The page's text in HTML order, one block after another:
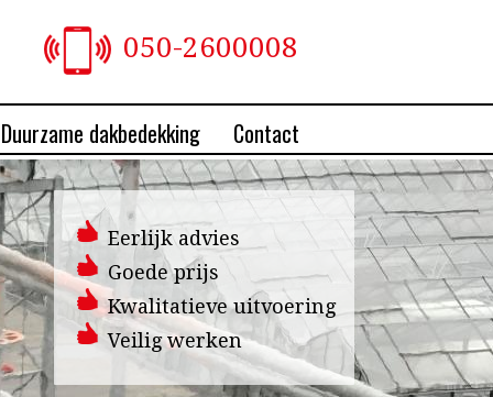
Duurzame dakbedekking Contact
050-2600008
Eerlijk advies
Goede prijs
Kwalitatieve uitvoering
Veilig werken